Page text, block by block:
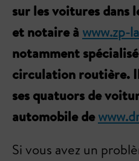
sur les voitures dans
et notaire à www.zp-
notamment
circulation routière.
ses quatuors de
automobile de
Si vous avez un